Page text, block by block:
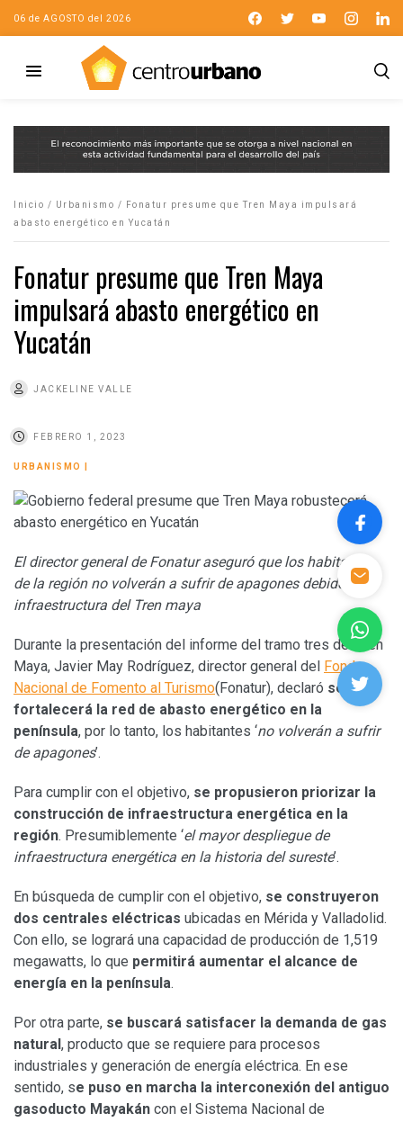
06 de AGOSTO del 2026
Inicio / Urbanismo /
Fonatur presume que Tren Maya impulsará
abasto energético en Yucatán
Fonatur presume que Tren Maya
impulsará abasto energético en
Yucatán
JACKELINE VALLE
FEBRERO 1, 2023
URBANISMO
El director general de Fonatur aseguró que los habitantes
de la región no volverán a sufrir de apagones debido a la
infraestructura del Tren maya
Durante la presentación del informe del tramo tres del Tren
Maya, Javier May Rodríguez, director general del Fondo
Nacional de Fomento al Turismo(Fonatur), declaró se
fortalecerá la red de abasto energético en la
península, por lo tanto, los habitantes ‘no volverán a sufrir
de apagones’.
Para cumplir con el objetivo, se propusieron priorizar la
construcción de infraestructura energética en la
región. Presumiblemente ‘el mayor despliegue de
infraestructura energética en la historia del sureste’.
En búsqueda de cumplir con el objetivo, se construyeron
dos centrales eléctricas ubicadas en Mérida y Valladolid.
Con ello, se logrará una capacidad de producción de 1,519
megawatts, lo que permitirá aumentar el alcance de
energía en la península.
Por otra parte, se buscará satisfacer la demanda de gas
natural, producto que se requiere para procesos
industriales y generación de energía eléctrica. En ese
sentido, se puso en marcha la interconexión del antiguo
gasoducto Mayakán con el Sistema Nacional de